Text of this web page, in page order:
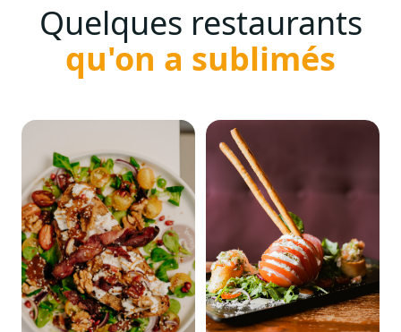
Quelques restaurants
qu'on a sublimés